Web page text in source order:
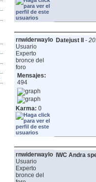
rnwiderwaylo
Usuario
Experto
bronce del
foro
Mensajes:
494
Karma: 0
Datejust II -
rnwiderwaylo
Usuario
Experto
bronce del
IWC Andra